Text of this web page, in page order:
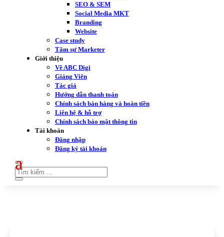
SEO & SEM
Social Media MKT
Branding
Website
Case study
Tâm sự Marketer
Giới thiệu
Về ABC Digi
Giảng Viên
Tác giả
Hướng dẫn thanh toán
Chính sách bán hàng và hoàn tiền
Liên hệ & hỗ trợ
Chính sách bảo mật thông tin
Tài khoản
Đăng nhập
Đăng ký tài khoản